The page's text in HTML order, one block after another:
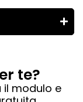
te?
il modulo e